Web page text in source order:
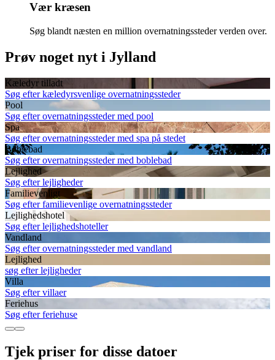
Vær kræsen
Søg blandt næsten en million overnatningssteder verden over.
Prøv noget nyt i Jylland
Kæledyr tilladt
Søg efter kæledyrsvenlige overnatningssteder
Pool
Søg efter overnatningssteder med pool
Spa
Søg efter overnatningssteder med spa på stedet
Boblebad
Søg efter overnatningssteder med boblebad
Lejlighed
Søg efter lejligheder
Familievenligt
Søg efter familievenlige overnatningssteder
Lejlighedshotel
Søg efter lejlighedshoteller
Vandland
Søg efter overnatningssteder med vandland
Lejlighed
søg efter lejligheder
Villa
Søg efter villaer
Feriehus
Søg efter feriehuse
Tjek priser for disse datoer